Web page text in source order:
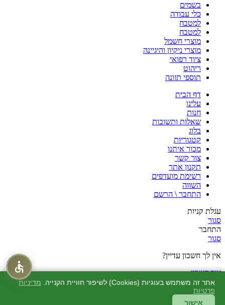
בשמים
כלי עבודה
למטבח
למטבח
מוצרי חשמל
מוצרי ניקיון והיגיינה
ציוד רפואי
ריהוט
תוספי תזונה
דף הבית
עלינו
חנות
שאלות ותשובות
בלוג
קטגוריות
מכור איתנו
צור קשר
תקנון אתר
רשימת מועדפים
השווה
התחבר \ הרשם
עגלת קניות
סגור
התחבר
סגור
אין לך חשבון עדיין?
צור חשבון
אתר זה משתמש בעוגיות (Cookies) לשיפור חוויית הקנייה.
מדיניות
פרטיות
אישור
חנות
מוצרים שאהבתי
סל קניות